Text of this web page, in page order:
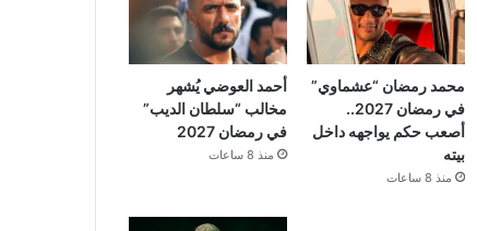
محمد رمضان “عشماوي”
في رمضان 2027..
أصعب حكم يواجهه داخل
بيته
منذ 8 ساعات
أحمد العوضي يُشهر
مخالب “سلطان الديب”
في رمضان 2027
منذ 8 ساعات